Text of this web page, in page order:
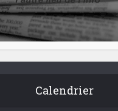
Calendrier